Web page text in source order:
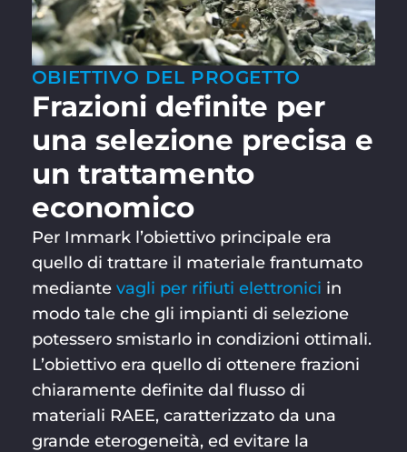
OBIETTIVO DEL PROGETTO
Frazioni definite per
una selezione precisa e
un trattamento
economico
Per Immark l’obiettivo principale era
quello di trattare il materiale frantumato
mediante vagli per rifiuti elettronici in
modo tale che gli impianti di selezione
potessero smistarlo in condizioni ottimali.
L’obiettivo era quello di ottenere frazioni
chiaramente definite dal flusso di
materiali RAEE, caratterizzato da una
grande eterogeneità, ed evitare la